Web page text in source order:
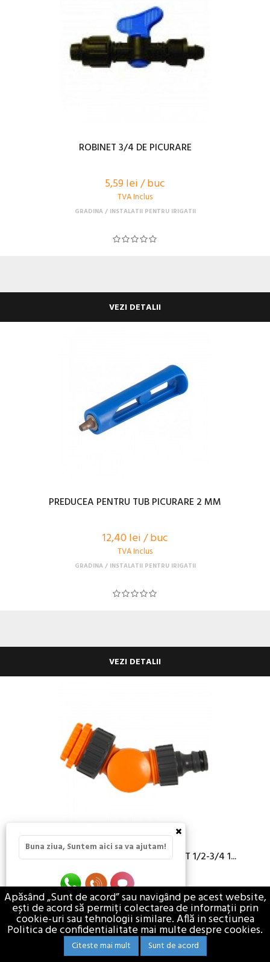
ROBINET 3/4 DE PICURARE
5,59 lei / buc
TVA Inclus
GRADINA INSTALATII PENTRU IRIGATII
VEZI DETALII
PREDUCEA PENTRU TUB PICURARE 2 MM
12,40 lei / buc
TVA Inclus
GRADINA INSTALATII PENTRU IRIGATII
VEZI DETALII
ADAPTOR FLEXIBIL PENTRU ROBINET 1/2-3/4 1...
9,99 lei / BUC
TVA Inclus
GRADINA INSTALATII PENTRU IRIGATII
Apăsând „Sunt de acord” sau navigând pe acest website,
ești de acord să permiți colectarea de informații prin
cookie-uri sau tehnologii similare. Află in sectiunea
Politica de confidentialitate mai multe despre cookies.
Citeste mai mult Sunt de acord
×
Buna ziua, Suntem aici sa va ajutam!